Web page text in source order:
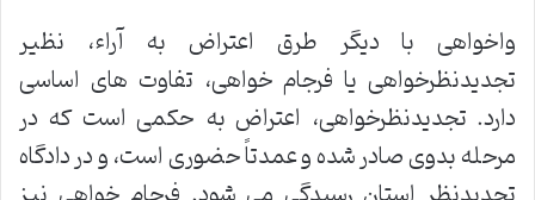
واخواهی با دیگر طرق اعتراض به آراء، نظیر
تجدیدنظرخواهی یا فرجام خواهی، تفاوت های اساسی
دارد. تجدیدنظرخواهی، اعتراض به حکمی است که در
مرحله بدوی صادر شده و عمدتاً حضوری است، و در دادگاه